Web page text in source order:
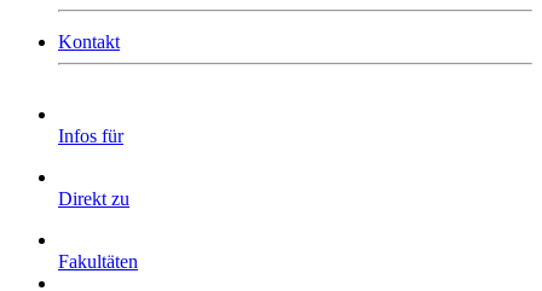
Kontakt
Infos für
Direkt zu
Fakultäten